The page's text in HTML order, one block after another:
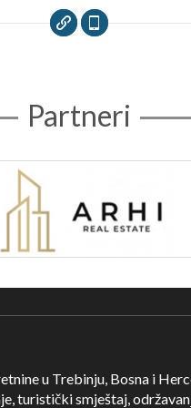
Partneri
u Trebinju, Bosna i
turistički smještaj,